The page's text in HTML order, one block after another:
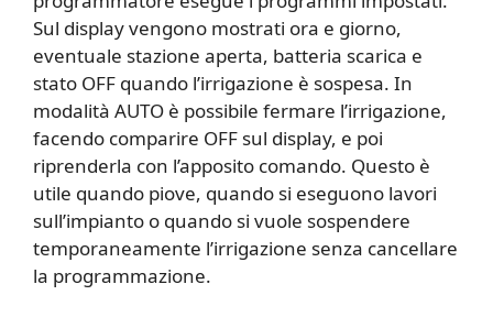
Sul display vengono mostrati ora e giorno,
eventuale stazione aperta, batteria scarica e
stato OFF quando l’irrigazione è sospesa. In
modalità AUTO è possibile fermare l’irrigazione,
facendo comparire OFF sul display, e poi
riprenderla con l’apposito comando. Questo è
utile quando piove, quando si eseguono lavori
sull’impianto o quando si vuole sospendere
temporaneamente l’irrigazione senza cancellare
la programmazione.